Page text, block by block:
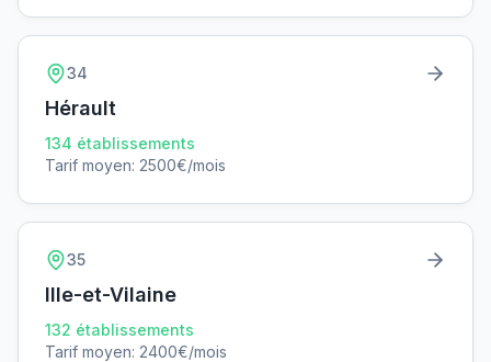
34
Hérault
134 établissements
Tarif moyen: 2500€/mois
35
Ille-et-Vilaine
132 établissements
Tarif moyen: 2400€/mois